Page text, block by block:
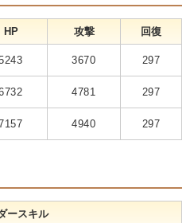
HP 攻撃 回復
3670 297
4781 297
4940 297
ースキル